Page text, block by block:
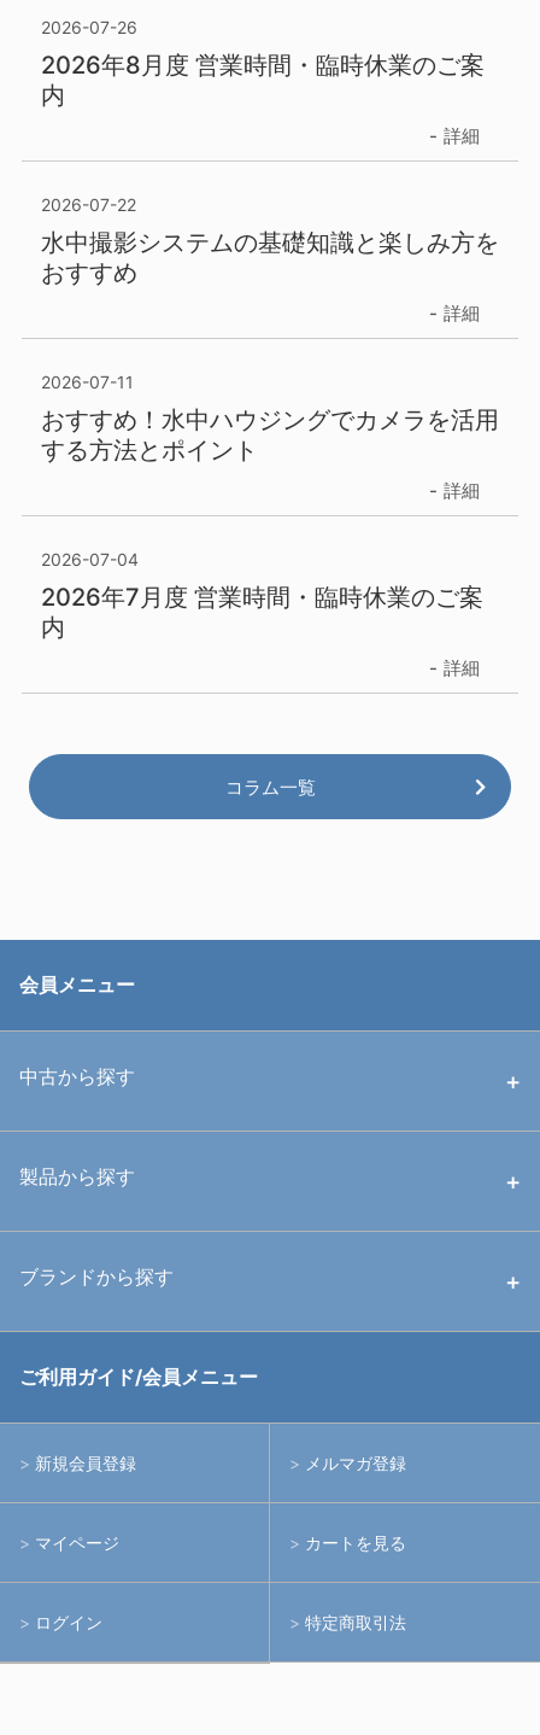
2026-07-26
2026年8月度 営業時間・臨時休業のご案
内
詳細
2026-07-22
水中撮影システムの基礎知識と楽しみ方を
おすすめ
詳細
2026-07-11
おすすめ！水中ハウジングでカメラを活用
する方法とポイント
詳細
2026-07-04
2026年7月度 営業時間・臨時休業のご案
内
詳細
コラム一覧
会員メニュー
中古から探す
中古ハウジング
中古アームシステム
製品から探す
ハウジング
水中用品
ブランドから探す
RGBlue
イノン
フィッシュアイ
ご利用ガイド/会員メニュー
新規会員登録 メルマガ登録
マイページ カートを見る
ログイン 特定商取引法